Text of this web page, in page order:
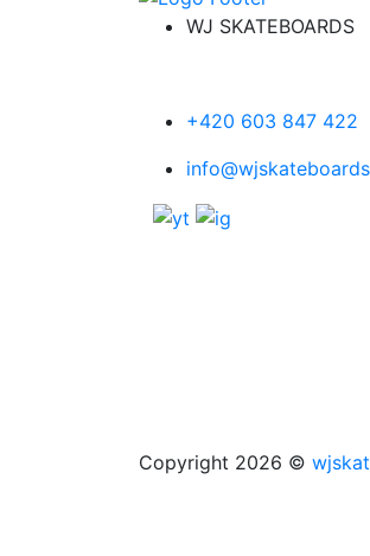
WJ SKATEBOARDS
+420 603 847 422
Copyright 2026 ©